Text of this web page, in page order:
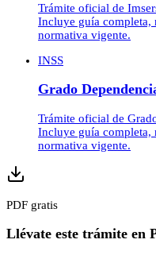
Trámite oficial de
Incluye guía completa,
normativa vigente.
INSS
Grado
Trámite oficial de
Incluye guía completa,
normativa vigente.
PDF gratis
Llévate este trámite en